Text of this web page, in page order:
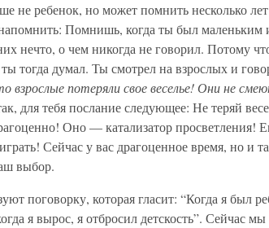
не ребенок, но может помнить несколько
Помнишь, когда ты был маленьким
нечто, о чем никогда не говорил. Потому
тогда думал. Ты смотрел на взрослых и
потеряли свое веселье! Они не
для тебя послание следующее: Не теряй
Оно — катализатор просветления!
Сейчас у вас драгоценное время, но и
выбор.
поговорку, которая гласит: “Когда я был
я вырос, я отбросил детскость”. Сейчас